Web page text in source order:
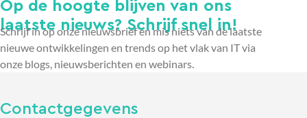
Op de hoogte blijven van ons
laatste nieuws? Schrijf snel in!
Schrijf in op onze nieuwsbrief en mis niets van de laatste
nieuwe ontwikkelingen en trends op het vlak van IT via
onze blogs, nieuwsberichten en webinars.
Contactgegevens